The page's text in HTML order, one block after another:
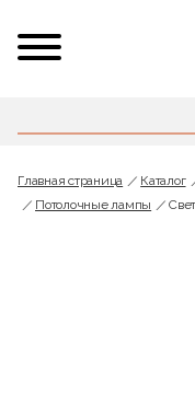
Главная страница Каталог
Потолочные лампы